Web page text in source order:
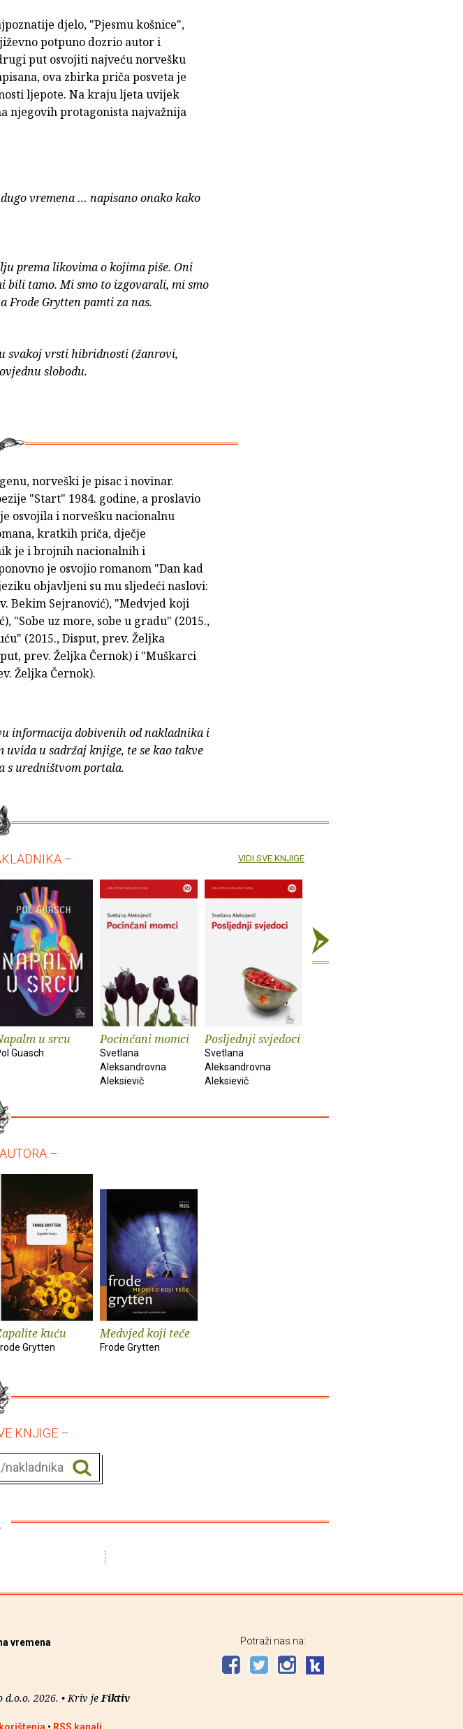
djelo, "Pjesmu košnice",
potpuno dozrio autor i
put osvojiti najveću norvešku
ova zbirka priča posveta je
ljepote. Na kraju ljeta uvijek
njegovih protagonista najvažnija
vremena … napisano onako kako
prema likovima o kojima piše. Oni
bili tamo. Mi smo to izgovarali, mi smo
Frode Grytten pamti za nas.
svakoj vrsti hibridnosti (žanrovi,
slobodu.
norveški je pisac i novinar.
"Start" 1984. godine, a proslavio
osvojila i norvešku nacionalnu
kratkih priča, dječje
je i brojnih nacionalnih i
je osvojio romanom "Dan kad
objavljeni su mu sljedeći naslovi:
Bekim Sejranović), "Medvjed koji
"Sobe uz more, sobe u gradu" (2015.,
(2015., Disput, prev. Željka
prev. Željka Černok) i "Muškarci
Željka Černok).
informacija dobivenih od nakladnika i
u sadržaj knjige, te se kao takve
s uredništvom portala.
–
u srcu
Guasch
Pocinčani momci
Svetlana
Aleksandrovna
Aleksievič
Posljednji svjedoci
Svetlana
Aleksandrovna
Aleksievič
VIDI SVE KNJIGE
–
kuću
Grytten
Medvjed koji teče
Frode Grytten
KNJIGE –
vremena
2026. • Kriv je Fiktiv
• RSS kanali
Potraži nas na: